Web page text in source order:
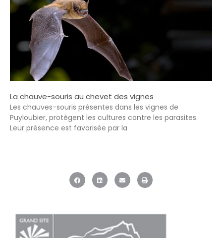
La chauve-souris au chevet des vignes
Les chauves-souris présentes dans les vignes de
Puyloubier, protègent les cultures contre les parasites.
Leur présence est favorisée par la